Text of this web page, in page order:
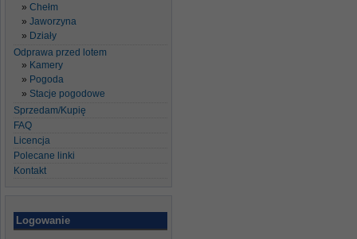
Chełm
Jaworzyna
Działy
Odprawa przed lotem
Kamery
Pogoda
Stacje pogodowe
Sprzedam/Kupię
FAQ
Licencja
Polecane linki
Kontakt
Logowanie